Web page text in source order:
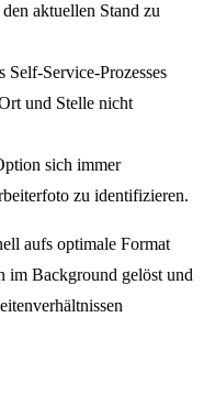
aktuellen Stand zu
Self-Service-Prozesses
und Stelle nicht
sich immer
zu identifizieren.
aufs optimale Format
im Background gelöst und